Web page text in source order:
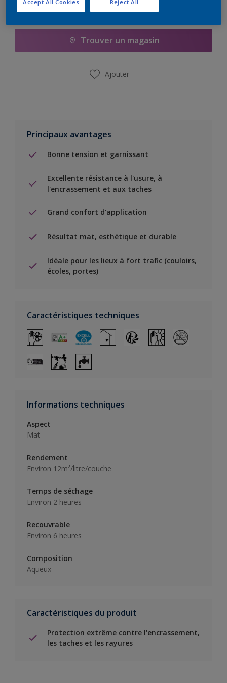
Ajouter à la liste d’achats
Trouver un magasin
Ajouter
Principaux avantages
Bonne tension et garnissant
Excellente résistance à l'usure, à
l'encrassement et aux taches
Grand confort d'application
Résultat mat, esthétique et durable
Idéale pour les lieux à fort trafic (couloirs,
écoles, portes)
Caractéristiques techniques
Informations techniques
Aspect
Mat
Rendement
Environ 12m²/litre/couche
Temps de séchage
Environ 2 heures
Recouvrable
Environ 6 heures
Composition
Aqueux
Caractéristiques du produit
Protection extrême contre l'encrassement,
les taches et les rayures
Reject All
Accept All Cookies